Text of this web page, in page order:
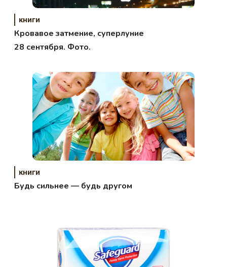
книги
Кровавое затмение, суперлуние
28 сентября. Фото.
книги
Будь сильнее — будь другом